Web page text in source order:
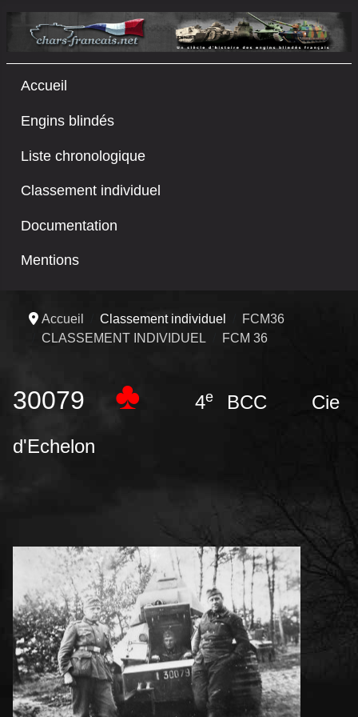
Accueil
Engins blindés
Liste chronologique
Classement individuel
Documentation
Mentions
Accueil Classement individuel
FCM36
CLASSEMENT INDIVIDUEL
FCM 36
30079 ♣ 4e BCC Cie
d'Echelon